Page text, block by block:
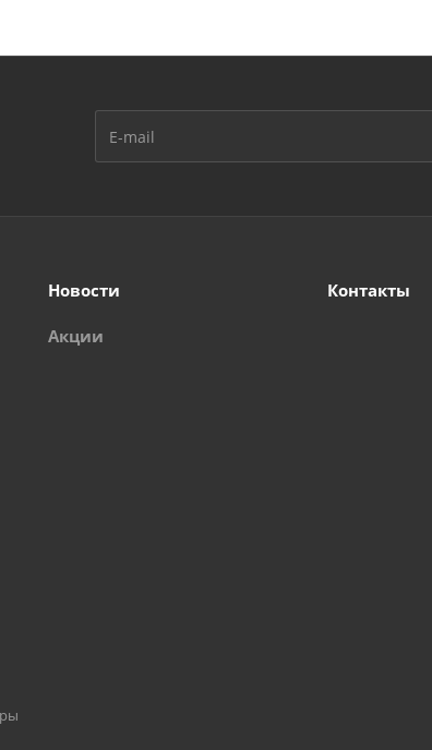
Новости
Акции
Контакты